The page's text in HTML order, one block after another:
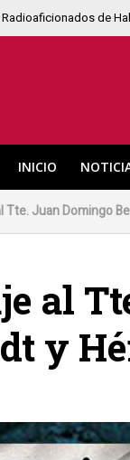
de
INICIO
Tte. Juan Domingo
al
y